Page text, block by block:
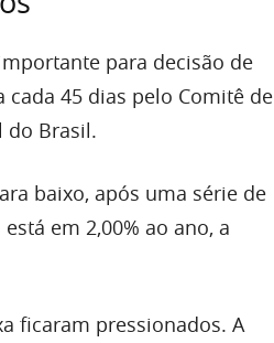
para decisão de
cada 45 dias pelo Comitê de
do Brasil.
baixo, após uma série de
em 2,00% ao ano, a
ficaram pressionados. A